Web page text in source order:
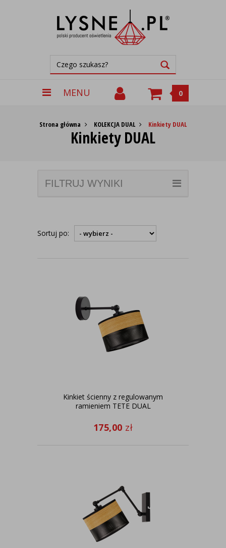
MENU 0
Strona główna KOLEKCJA DUAL Kinkiety DUAL
Kinkiety DUAL
FILTRUJ WYNIKI
Sortuj po:
Kinkiet ścienny z regulowanym
ramieniem TETE DUAL
175,00 zł